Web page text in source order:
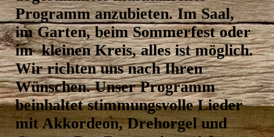
‍Programm ‍anzubieten. ‍Im ‍Saal,
‍im ‍Garten, ‍beim ‍Sommerfest ‍oder
‍im ‍kleinen ‍Kreis, ‍alles ‍ist ‍möglich.
‍Wir ‍richten ‍uns ‍nach ‍Ihren
‍Wünschen. ‍Unser ‍Programm
‍beinhaltet ‍stimmungsvolle ‍Lieder
‍mit ‍Akkordeon, ‍Drehorgel ‍und